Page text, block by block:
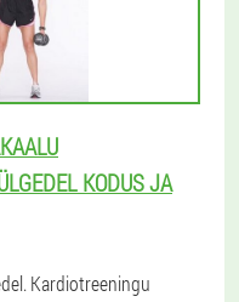
KODUS JA
Kardiotreeningu